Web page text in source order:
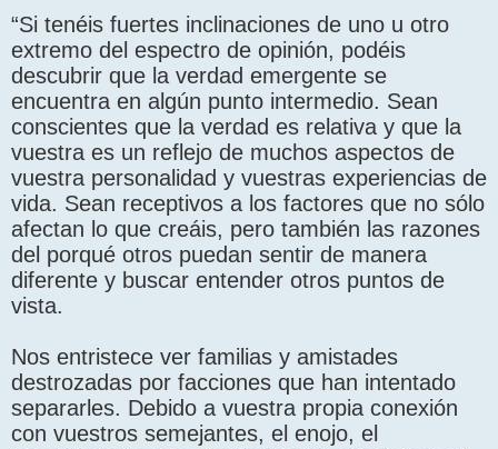
“Si tenéis fuertes inclinaciones de uno u otro
extremo del espectro de opinión, podéis
descubrir que la verdad emergente se
encuentra en algún punto intermedio. Sean
conscientes que la verdad es relativa y que la
vuestra es un reflejo de muchos aspectos de
vuestra personalidad y vuestras experiencias de
vida. Sean receptivos a los factores que no sólo
afectan lo que creáis, pero también las razones
del porqué otros puedan sentir de manera
diferente y buscar entender otros puntos de
vista.
Nos entristece ver familias y amistades
destrozadas por facciones que han intentado
separarles. Debido a vuestra propia conexión
con vuestros semejantes, el enojo, el